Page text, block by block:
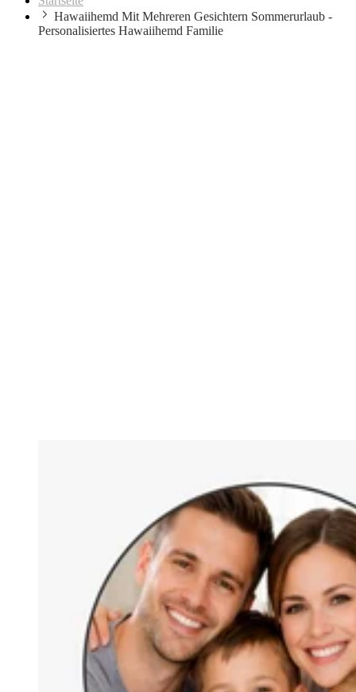
Hawaiihemd Mit Mehreren Gesichtern Sommerurlaub -
Personalisiertes Hawaiihemd Familie